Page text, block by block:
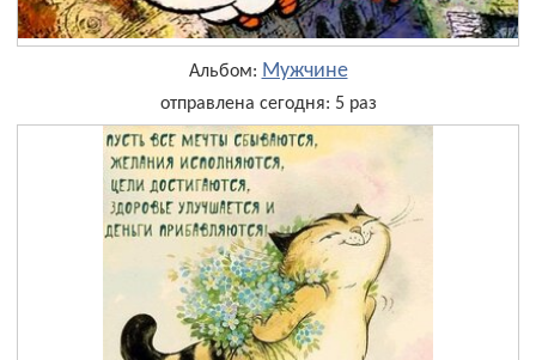
Альбом: Мужчине
отправлена сегодня: 5 раз